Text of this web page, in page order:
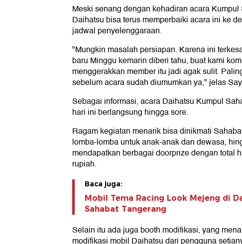
Meski senang dengan kehadiran acara
Daihatsu bisa terus memperbaiki acara ini ke
jadwal penyelenggaraan.
"Mungkin masalah persiapan. Karena ini
baru Minggu kemarin diberi tahu, buat kami
menggerakkan member itu jadi agak sulit.
sebelum acara sudah diumumkan ya," jelas
Sebagai informasi, acara Daihatsu Kumpul
hari ini berlangsung hingga sore.
Ragam kegiatan menarik bisa dinikmati
lomba-lomba untuk anak-anak dan dewasa,
mendapatkan berbagai doorprize dengan total
rupiah.
Baca juga:
Mobil Tema Racing Look Mejeng di
Sahabat Tangerang
Selain itu ada juga booth modifikasi, yang
modifikasi mobil Daihatsu dari pengguna